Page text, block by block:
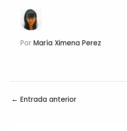
Por María Ximena Perez
← Entrada anterior